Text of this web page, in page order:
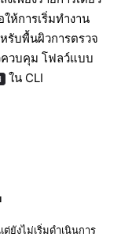
ห้การเริ่มทำงาน
รับพื้นผิวการตรวจ
ควบคุม โฟลว์แบบ
ใน CLI
ต่ยังไม่เริ่มดำเนินการ